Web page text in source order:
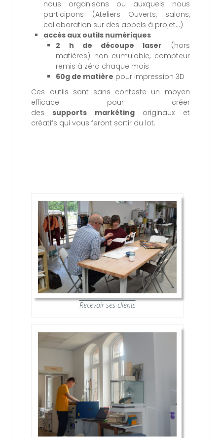
nous organisons ou auxquels nous
participons (Ateliers Ouverts, salons,
collaboration sur des appels à projet…)
accès aux outils numériques
2 h de découpe laser (hors
matières) non cumulable, compteur
remis à zéro chaque mois
60g de matière pour impression 3D
Ces outils sont sans conteste un moyen
efficace pour créer
des supports markétingoriginaux et
créatifs qui vous feront sortir du lot.
Recevoir ses clients